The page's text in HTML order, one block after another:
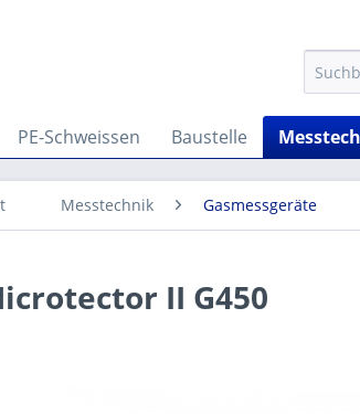
PE-Schweissen Baustelle
Messtechnik Gasmessgeräte
II G450